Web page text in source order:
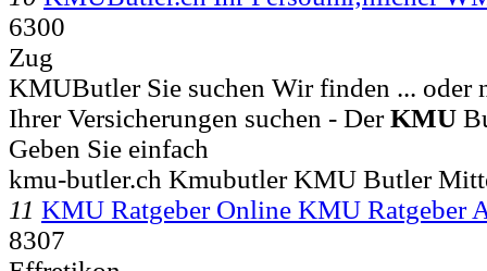
6300
Zug
KMUButler Sie suchen Wir finden ... oder
Ihrer Versicherungen suchen - DerKMU
Geben Sie einfach
kmu-butler.ch Kmubutler KMU Butler
11 KMU Ratgeber Online KMU Ratgeber
8307